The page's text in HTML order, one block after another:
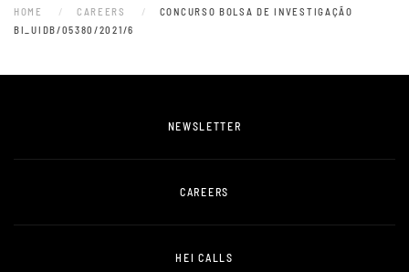
HOME CAREERS
CONCURSO BOLSA DE INVESTIGAÇÃO
BI_UIDB/05380/2021/6
NEWSLETTER
CAREERS
HEI CALLS